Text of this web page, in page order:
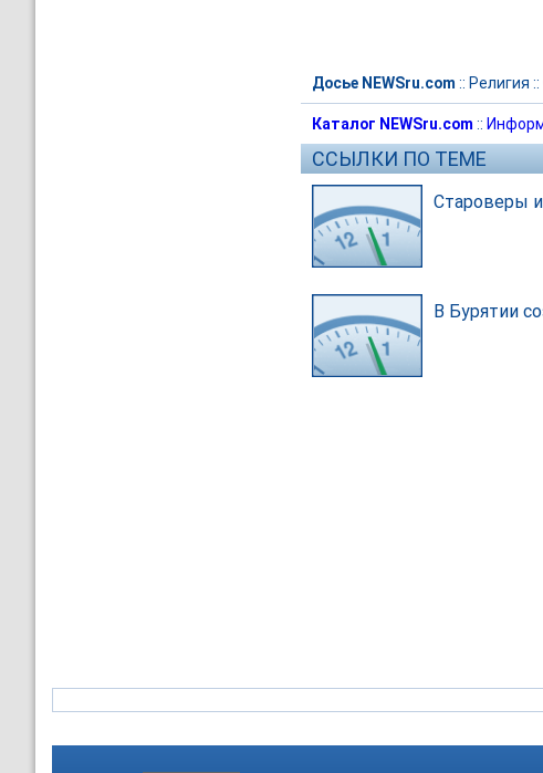
Досье NEWSru.com :: Религия ::
Каталог NEWSru.com ::
ССЫЛКИ ПО ТЕМЕ
Староверы
В Бурятии